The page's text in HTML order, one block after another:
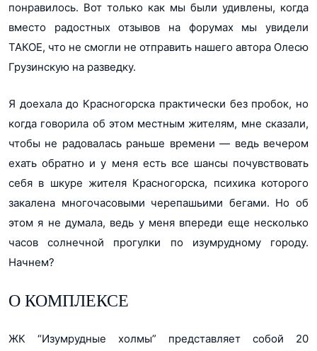
понравилось. Вот только как мы были удивлены, когда
вместо радостных отзывов на форумах мы увидели
ТАКОЕ, что не смогли не отправить нашего автора Олесю
Грузинскую на разведку.
Я доехала до Красногорска практически без пробок, но
когда говорила об этом местным жителям, мне сказали,
чтобы не радовалась раньше времени — ведь вечером
ехать обратно и у меня есть все шансы почувствовать
себя в шкуре жителя Красногорска, психика которого
закалена многочасовыми черепашьими бегами. Но об
этом я не думала, ведь у меня впереди еще несколько
часов солнечной прогулки по изумрудному городу.
Начнем?
О КОМПЛЕКСЕ
ЖК “Изумрудные холмы” представляет собой 20